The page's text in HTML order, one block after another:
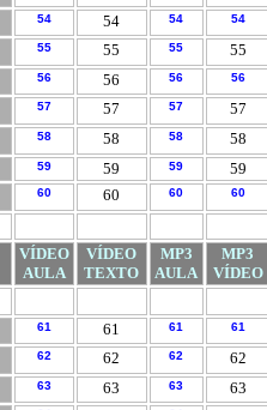
54 54 54 54
55 55 55 55
56 56 56 56
57 57 57 57
58 58 58 58
59 59 59 59
60 60 60 60
VÍDEO
AULA
VÍDEO
TEXTO
MP3
AULA
MP3
VÍDEO
61 61 61 61
62 62 62 62
63 63 63 63